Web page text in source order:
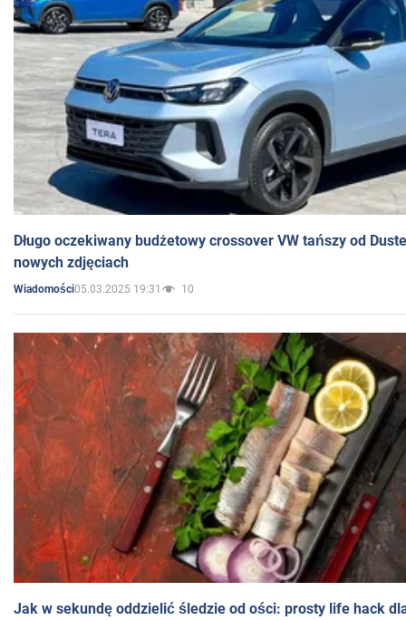
Długo oczekiwany budżetowy crossover VW tańszy od
nowych zdjęciach
Wiadomości05.03.2025 19:31 10
Jak w sekundę oddzielić śledzie od ości: prosty life hack